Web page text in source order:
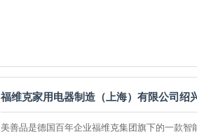
福维克家用电器制造（上海）有限公司绍
美善品是德国百年企业福维克集团旗下的一款